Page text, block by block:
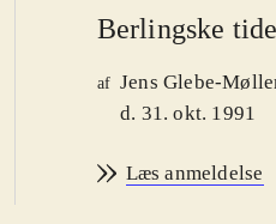
Berlingske
af Jens Glebe-
d. 31. okt. 1991
Læs anmeldelse